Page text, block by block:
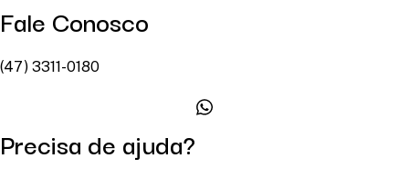
Fale Conosco
(47) 3311-0180
Precisa de ajuda?